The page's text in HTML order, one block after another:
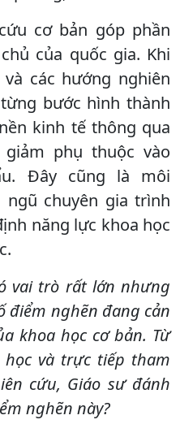
cơ bản góp phần
của quốc gia. Khi
các hướng nghiên
bước hình thành
kinh tế thông qua
phụ thuộc vào
Đây cũng là môi
chuyên gia trình
năng lực khoa học
vai trò rất lớn nhưng
điểm nghẽn đang cản
khoa học cơ bản. Từ
và trực tiếp tham
cứu, Giáo sư đánh
nghẽn này?